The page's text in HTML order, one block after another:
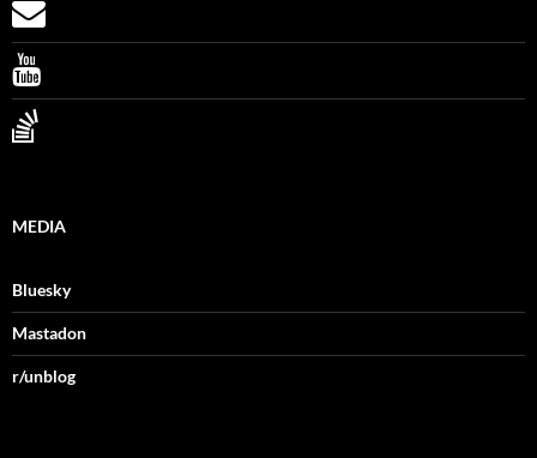
MEDIA
Bluesky
Mastadon
r/unblog